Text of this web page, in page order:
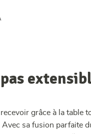
grâce à la table
Avec sa fusion parfaite